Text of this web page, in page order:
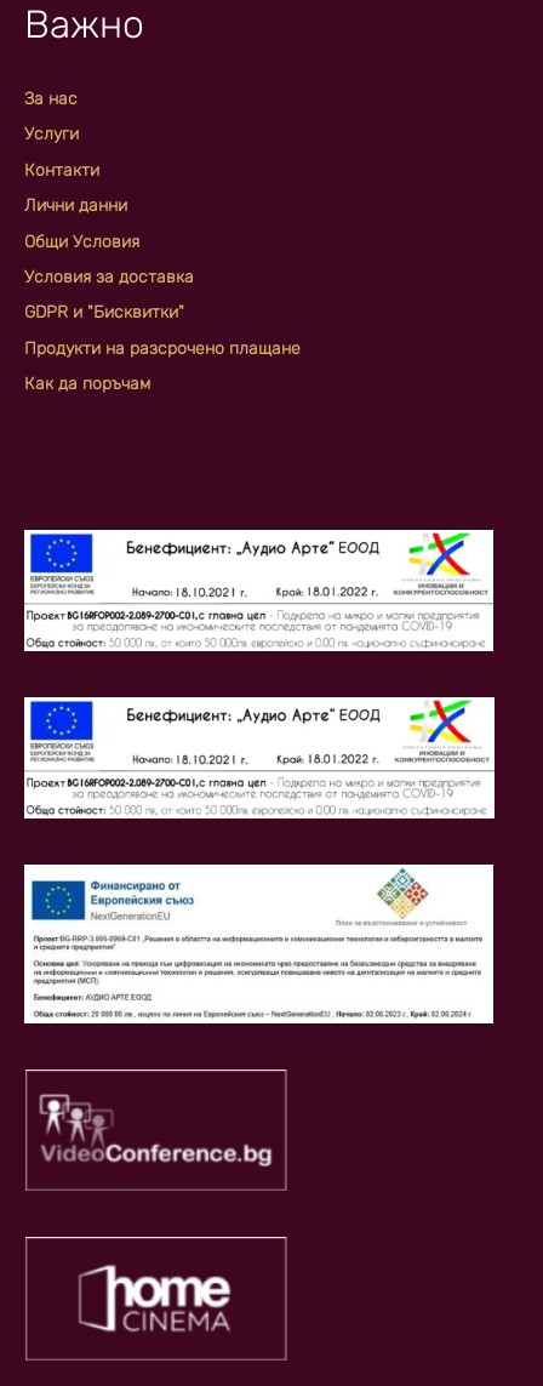
Важно
За нас
Услуги
Контакти
Лични данни
Общи Условия
Условия за доставка
GDPR и "Бисквитки"
Продукти на разсрочено плащане
Как да поръчам